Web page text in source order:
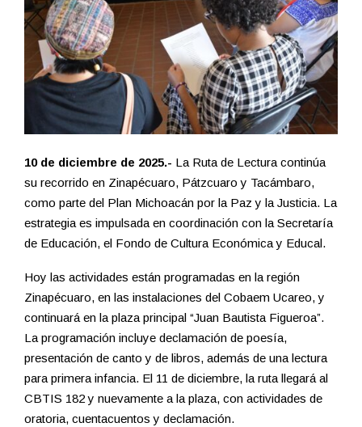
10 de diciembre de 2025.- La Ruta de Lectura continúa
su recorrido en Zinapécuaro, Pátzcuaro y Tacámbaro,
como parte del Plan Michoacán por la Paz y la Justicia. La
estrategia es impulsada en coordinación con la Secretaría
de Educación, el Fondo de Cultura Económica y Educal.
Hoy las actividades están programadas en la región
Zinapécuaro, en las instalaciones del Cobaem Ucareo, y
continuará en la plaza principal “Juan Bautista Figueroa”.
La programación incluye declamación de poesía,
presentación de canto y de libros, además de una lectura
para primera infancia. El 11 de diciembre, la ruta llegará al
CBTIS 182 y nuevamente a la plaza, con actividades de
oratoria, cuentacuentos y declamación.